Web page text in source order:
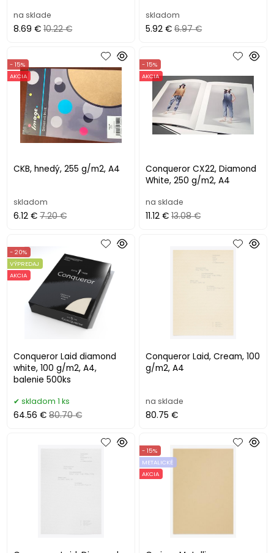
na sklade
8.69 € 10.22 €
skladom
5.92 € 6.97 €
CKB, hnedý, 255 g/m2, A4
- 15%
AKCIA
skladom
6.12 € 7.20 €
Conqueror CX22, Diamond
White, 250 g/m2, A4
- 15%
AKCIA
na sklade
11.12 € 13.08 €
Conqueror Laid diamond
white, 100 g/m2, A4,
balenie 500ks
- 20%
VÝPREDAJ
AKCIA
skladom 1 ks
64.56 € 80.70 €
Conqueror Laid, Cream, 100
g/m2, A4
na sklade
80.75 €
- 15%
METALICKÉ
AKCIA